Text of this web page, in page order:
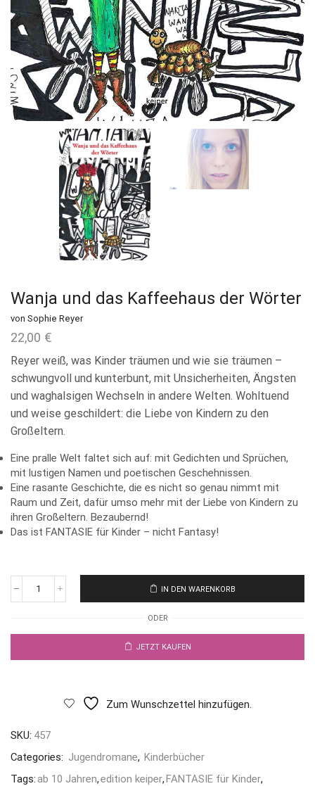
Wanja und das Kaffeehaus der Wörter
von Sophie Reyer
22,00 €
Reyer weiß, was Kinder träumen und wie sie träumen –
schwungvoll und kunterbunt, mit Unsicherheiten, Ängsten
und waghalsigen Wechseln in andere Welten. Wohltuend
und weise geschildert: die Liebe von Kindern zu den
Großeltern.
Eine pralle Welt faltet sich auf: mit Gedichten und Sprüchen,
mit lustigen Namen und poetischen Geschehnissen.
Eine rasante Geschichte, die es nicht so genau nimmt mit
Raum und Zeit, dafür umso mehr mit der Liebe von Kindern zu
ihren Großeltern. Bezaubernd!
Das ist FANTASIE für Kinder – nicht Fantasy!
IN DEN WARENKORB
ODER
JETZT KAUFEN
Zum Wunschzettel hinzufügen.
SKU: 457
Categories: Jugendromane, Kinderbücher
Tags:ab 10 Jahren,edition keiper,FANTASIE für Kinder,